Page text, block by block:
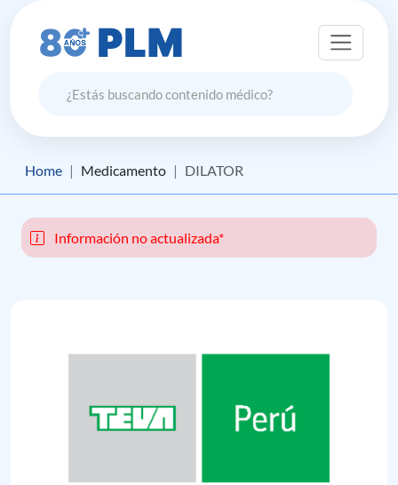
Home Medicamento DILATOR
Información no actualizada*